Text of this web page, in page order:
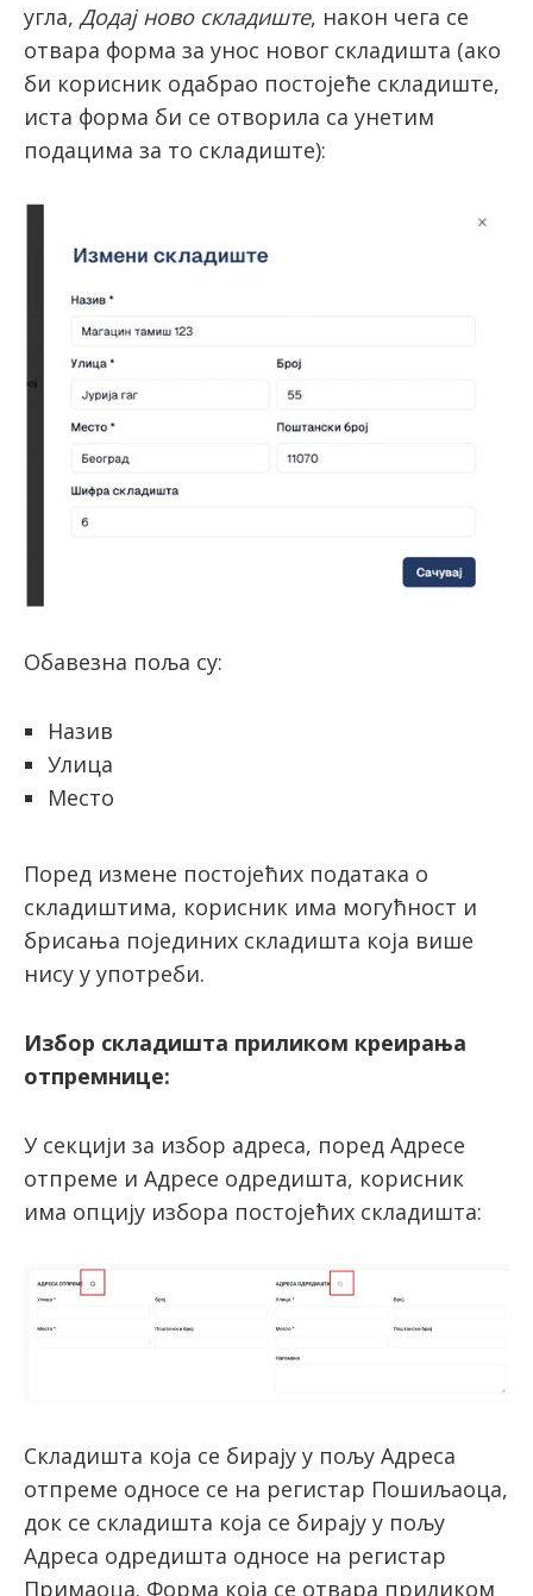
угла, Додај ново складиште, након чега се
отвара форма за унос новог складишта (ако
би корисник одабрао постојеће складиште,
иста форма би се отворила са унетим
подацима за то складиште):
Обавезна поља су:
Назив
Улица
Место
Поред измене постојећих података о
складиштима, корисник има могућност и
брисања појединих складишта која више
нису у употреби.
Избор складишта приликом креирања
отпремнице:
У секцији за избор адреса, поред Адресе
отпреме и Адресе одредишта, корисник
има опцију избора постојећих складишта:
Складишта која се бирају у пољу Адреса
отпреме односе се на регистар Пошиљаоца,
док се складишта која се бирају у пољу
Адреса одредишта односе на регистар
Примаоца. Форма која се отвара приликом